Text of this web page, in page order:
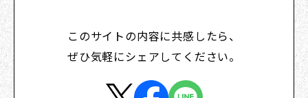
このサイトの内容に共感したら、
ぜひ気軽にシェアしてください。